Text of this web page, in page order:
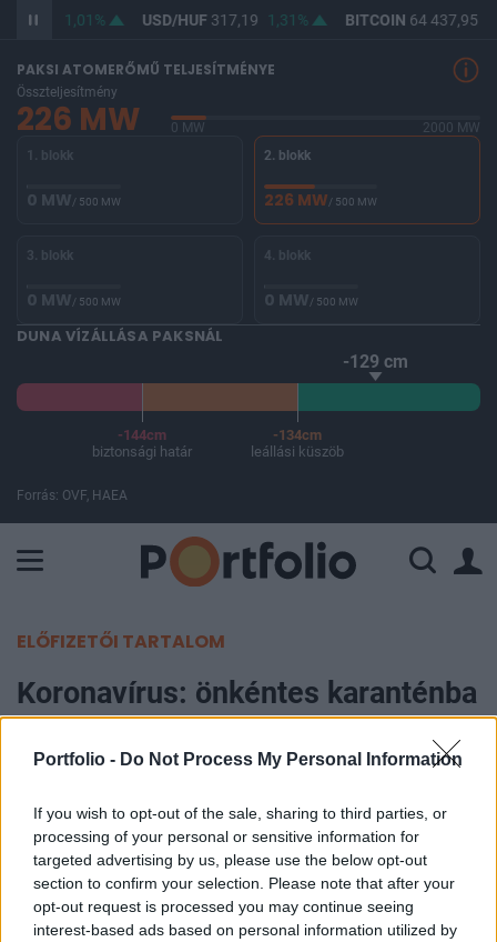
Portfolio - Do Not Process My Personal Information
If you wish to opt-out of the sale, sharing to third parties, or
processing of your personal or sensitive information for
targeted advertising by us, please use the below opt-out
section to confirm your selection. Please note that after your
opt-out request is processed you may continue seeing
interest-based ads based on personal information utilized by
365,39 1,01% USD/HUF317,19 1,31% BITCOIN64 437,95
PAKSI ATOMERŐMŰ TELJESÍTMÉNYE
Összteljesítmény
226 MW 0 MW
2000 MW
1. blokk
0 MW/ 500 MW
2. blokk
226 MW/ 500 MW
3. blokk
0 MW/ 500 MW
4. blokk
0 MW/ 500 MW
DUNA VÍZÁLLÁSA PAKSNÁL
-129 cm
-144cm
biztonsági határ
-134cm
leállási küszöb
Forrás: OVF, HAEA
ELŐFIZETŐI TARTALOM
Koronavírus: önkéntes karanténba
vonult a kanadai miniszterelnök
2020. március 12. 19:11
Influenza-szerű tünetei vannak a kanadai
miniszterelnök feleségének, ezért koronavírus-
tesztet végeztek rajta és ameddig ennek az